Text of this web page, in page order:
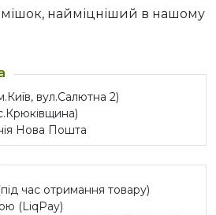
найміцніший в нашому
вул.Салютна 2)
Нова Пошта
час отримання товару)
(LiqPay)